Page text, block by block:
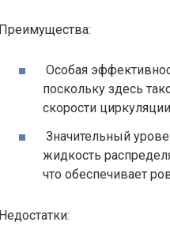
Преимущества:
Особая
поскольку здесь
скорости
Значительный
жидкость
что обеспечивает
Недостатки: